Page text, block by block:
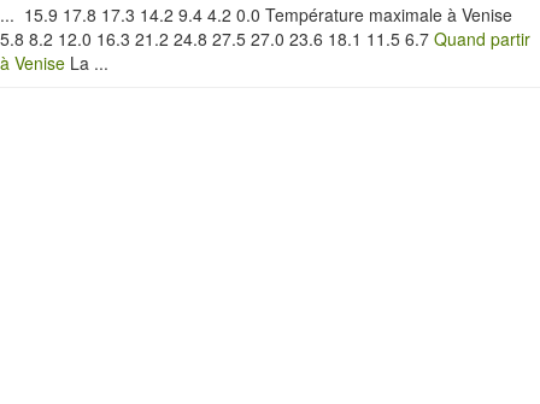
... 15.9 17.8 17.3 14.2 9.4 4.2 0.0 Température maximale à Venise
5.8 8.2 12.0 16.3 21.2 24.8 27.5 27.0 23.6 18.1 11.5 6.7 Quand partir
à Venise La ...